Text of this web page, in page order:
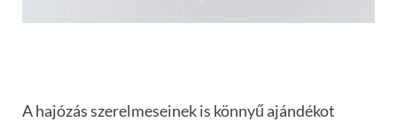
A hajózás szerelmeseinek is könnyű ajándékot